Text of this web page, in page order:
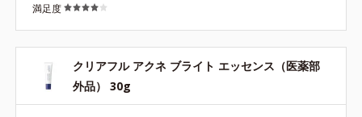
じです！他にもポツポツと時折出てくるニキビも出にくく
なったかなというのと、しっとりするので乾燥も気になら
なくなったかなと思います。 他のクリアフルシリーズも使
っていて、化粧水を塗ったあとこちらの商品を塗って、ア
クネスポッツの順に塗っていました。 わたし的に全体的に
満足度
クリアフル アクネ ブライト エッセンス（医薬部
外品） 30g